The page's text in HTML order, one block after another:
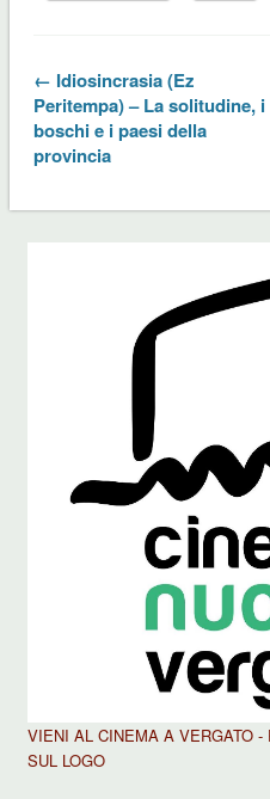
← Idiosincrasia (Ez
Peritempa) – La solitudine, i
boschi e i paesi della
provincia
VIENI AL CINEMA A VERGATO
SUL LOGO